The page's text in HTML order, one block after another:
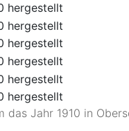
Jahr 1910 in